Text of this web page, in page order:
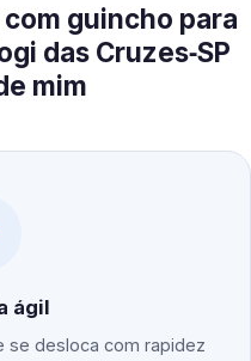
guincho para
das Cruzes‑SP
mim
ágil
se desloca com rapidez